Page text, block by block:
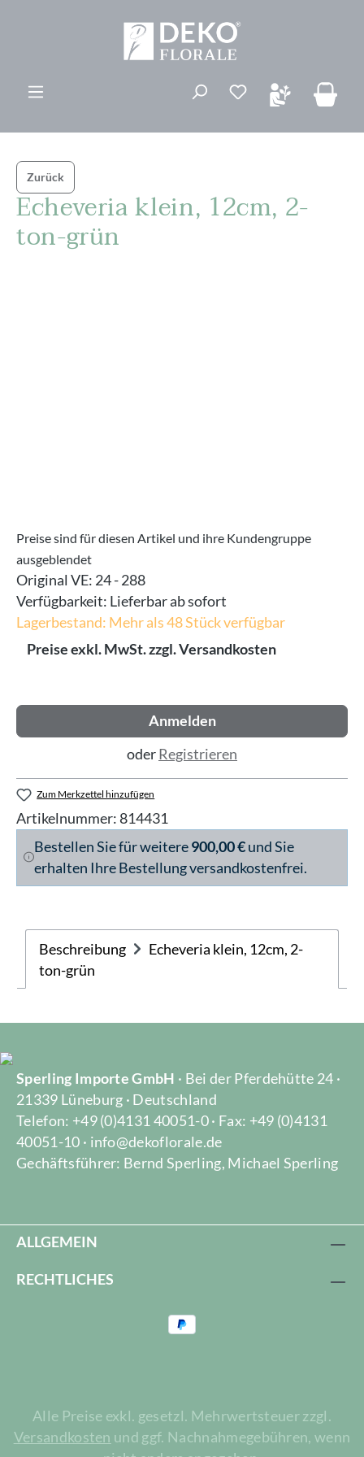
Du hast 0
Zurück
Echeveria klein, 12cm, 2-
ton-grün
Preise sind für diesen Artikel und ihre Kundengruppe
ausgeblendet
Original VE: 24 - 288
Verfügbarkeit: Lieferbar ab sofort
Lagerbestand: Mehr als 48 Stück verfügbar
Preise exkl. MwSt. zzgl. Versandkosten
Anmelden
oderRegistrieren
Zum Merkzettel hinzufügen
Artikelnummer: 814431
Bestellen Sie für weitere900,00 €und Sie
erhalten Ihre Bestellung versandkostenfrei.
Beschreibung
Echeveria klein, 12cm, 2-
ton-grün
Sperling Importe GmbH · Bei der Pferdehütte 24 ·
21339 Lüneburg · Deutschland
Telefon: +49 (0)4131 40051-0 · Fax: +49 (0)4131
40051-10 · info@dekoflorale.de
Gechäftsführer: Bernd Sperling, Michael Sperling
ALLGEMEIN
RECHTLICHES
Alle Preise exkl. gesetzl. Mehrwertsteuer zzgl.
Versandkosten und ggf. Nachnahmegebühren, wenn